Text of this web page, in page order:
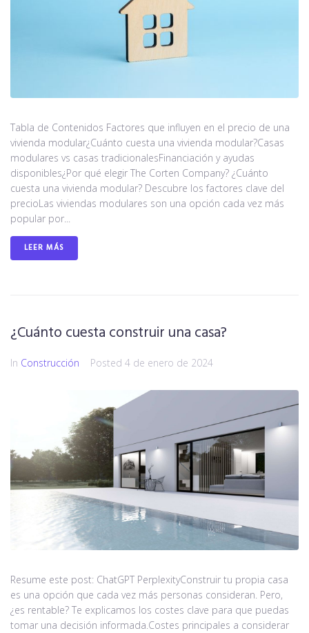
Tabla de Contenidos Factores que influyen en el precio de una
vivienda modular¿Cuánto cuesta una vivienda modular?Casas
modulares vs casas tradicionalesFinanciación y ayudas
disponibles¿Por qué elegir The Corten Company? ¿Cuánto
cuesta una vivienda modular? Descubre los factores clave del
precioLas viviendas modulares son una opción cada vez más
popular por...
LEER MÁS
¿Cuánto cuesta construir una casa?
In Construcción Posted 4 de enero de 2024
Resume este post: ChatGPT PerplexityConstruir tu propia casa
es una opción que cada vez más personas consideran. Pero,
¿es rentable? Te explicamos los costes clave para que puedas
tomar una decisión informada.Costes principales a considerar